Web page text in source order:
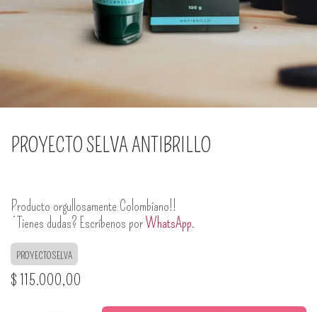
PROYECTO SELVA ANTIBRILLO
Producto orgullosamente Colombiano!!
¿Tienes dudas? Escríbenos porWhatsApp.
PROYECTO SELVA
$ 115.000,00